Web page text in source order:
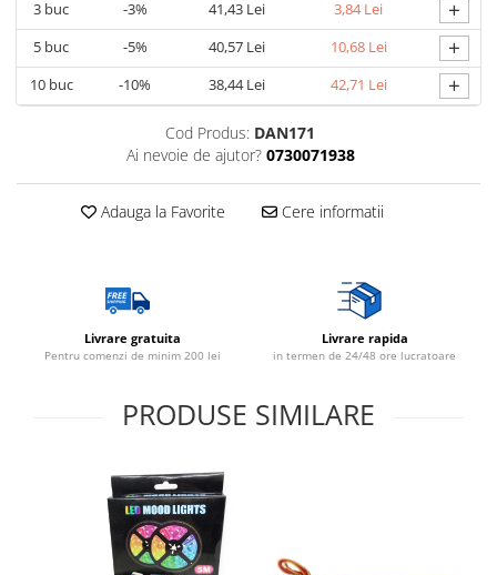
3 buc -3% 41,43 Lei 3,84 Lei +
5 buc -5% 40,57 Lei 10,68 Lei +
10buc -10% 38,44 Lei 42,71 Lei +
Cod Produs: DAN171
Ai nevoie de ajutor? 0730071938
Adauga la Favorite Cere informatii
Livrare gratuita
Pentru comenzi de minim 200 lei
Livrare rapida
in termen de 24/48 ore lucratoare
PRODUSE SIMILARE